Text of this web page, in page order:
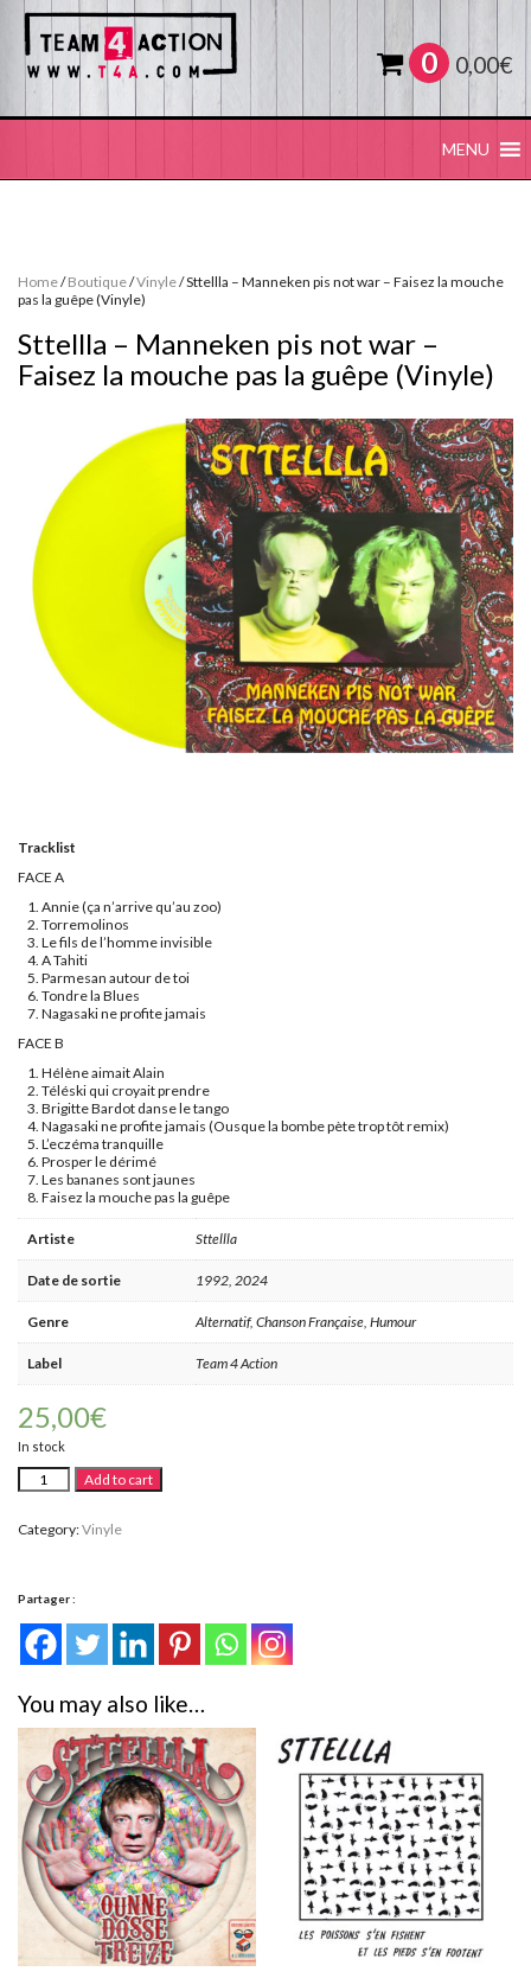
MENU
0 0,00€
Home/Boutique/Vinyle/ Sttellla – Manneken pis not war – Faisez la mouche
pas la guêpe (Vinyle)
Sttellla – Manneken pis not war –
Faisez la mouche pas la guêpe (Vinyle)
Tracklist
FACE A
Annie (ça n’arrive qu’au zoo)
Torremolinos
Le fils de l’homme invisible
A Tahiti
Parmesan autour de toi
Tondre la Blues
Nagasaki ne profite jamais
FACE B
Hélène aimait Alain
Téléski qui croyait prendre
Brigitte Bardot danse le tango
Nagasaki ne profite jamais (Ousque la bombe pète trop tôt remix)
L’eczéma tranquille
Prosper le dérimé
Les bananes sont jaunes
Faisez la mouche pas la guêpe
Artiste Sttellla
Date de sortie 1992, 2024
Genre Alternatif, Chanson Française, Humour
Label Team 4 Action
25,00€
In stock
Sttellla
-
pis
Faisez
mouche
pas
la
(Vinyle)
quantity
Add to cart
Category:Vinyle
Partager :
You may also like…